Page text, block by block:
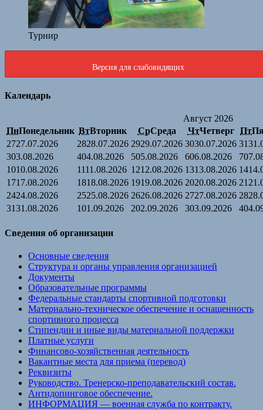
Турнир
Версия для слабовидящих
Календарь
Август 2026
ПнПонедельник ВтВторник СрСреда ЧтЧетверг Пт
2727.07.2026 2828.07.2026 2929.07.2026 3030.07.2026 31
303.08.2026 404.08.2026 505.08.2026 606.08.2026 7
1010.08.2026 1111.08.2026 1212.08.2026 1313.08.2026 14
1717.08.2026 1818.08.2026 1919.08.2026 2020.08.2026 21
2424.08.2026 2525.08.2026 2626.08.2026 2727.08.2026 28
3131.08.2026 101.09.2026 202.09.2026 303.09.2026 4
Сведения об организации
Основные сведения
Структура и органы управления организацией
Документы
Образовательные программы
Федеральные стандарты спортивной подготовки
Материально-техническое обеспечение и оснащенность
спортивного процесса
Стипендии и иные виды материальной поддержки
Платные услуги
Финансово-хозяйственная деятельность
Вакантные места для приема (перевод)
Реквизиты
Руководство. Тренерско-преподавательский состав.
Антидопинговое обеспечение.
ИНФОРМАЦИЯ — военная служба по контракту.